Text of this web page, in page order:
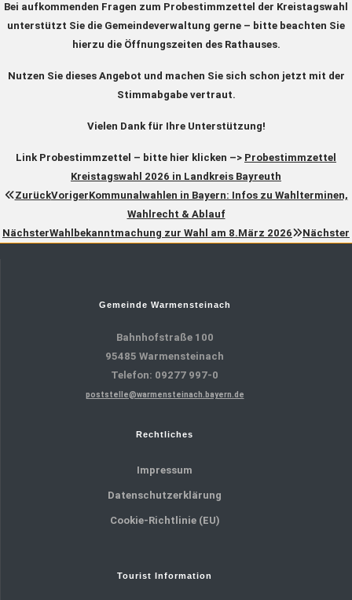
Bei aufkommenden Fragen zum Probestimmzettel der Kreistagswahl
unterstützt Sie die Gemeindeverwaltung gerne – bitte beachten Sie
hierzu die Öffnungszeiten des Rathauses.
Nutzen Sie dieses Angebot und machen Sie sich schon jetzt mit der
Stimmabgabe vertraut.
Vielen Dank für Ihre Unterstützung!
Link Probestimmzettel – bitte hier klicken –> Probestimmzettel
Kreistagswahl 2026 in Landkreis Bayreuth
ZurückVorigerKommunalwahlen in Bayern: Infos zu Wahlterminen,
Wahlrecht & Ablauf
NächsterWahlbekanntmachung zur Wahl am 8.März 2026 Nächster
Gemeinde Warmensteinach
Bahnhofstraße 100
95485 Warmensteinach
Telefon: 09277 997-0
poststelle@warmensteinach.bayern.de
Rechtliches
Impressum
Datenschutzerklärung
Cookie-Richtlinie (EU)
Tourist Information